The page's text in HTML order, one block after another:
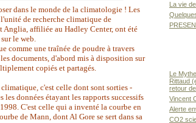
dans le monde de la climatologie ! Les
de recherche climatique de
Anglia, affiliée au Hadley Center, ont été
le web.
comme une traînée de poudre à travers
documents, d'abord mis à disposition sur
copiés et partagés.
c'est celle dont sont sorties -
les données étayant les rapports successifs
C'est celle qui a inventé la courbe en
de Mann, dont Al Gore se sert dans sa
La vie
Le
Rittaud
retour
Vincent
Alerte
CO2